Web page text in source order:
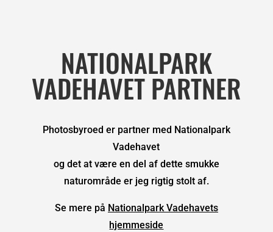
NATIONALPARK
VADEHAVET PARTNER
Photosbyroed er partner med Nationalpark
Vadehavet
og det at være en del af dette smukke
naturområde er jeg rigtig stolt af.
Se mere på Nationalpark Vadehavets
hjemmeside